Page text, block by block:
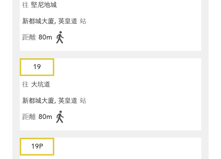
往 堅尼地城
新都城大廈, 英皇道 站
距離 80m
19
往 大坑道
新都城大廈, 英皇道 站
距離 80m
19P